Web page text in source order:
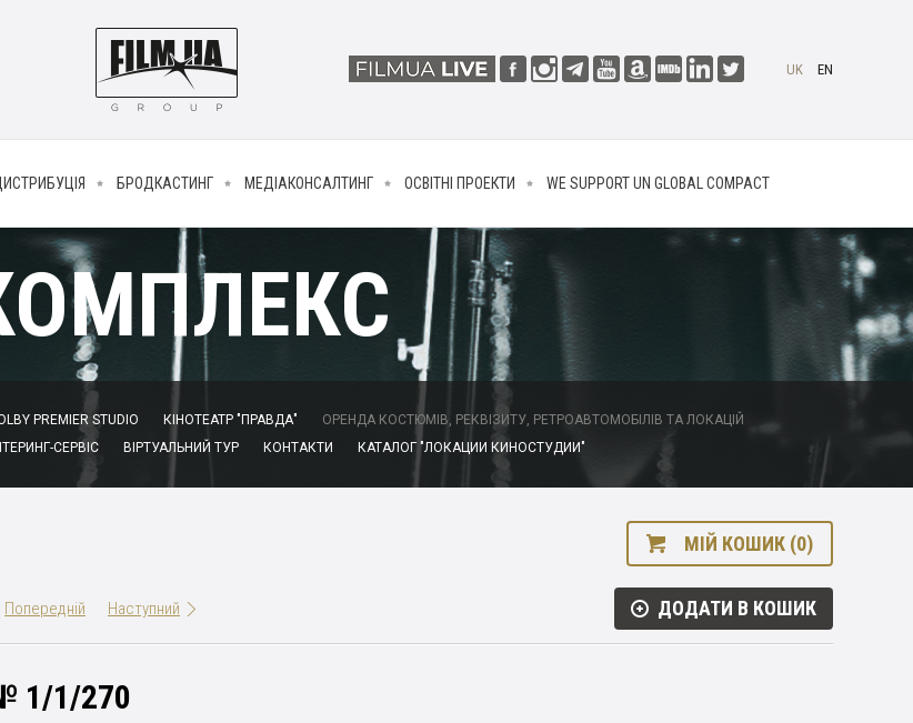
UK EN
БРОДКАСТИНГ МЕДІАКОНСАЛТИНГ ОСВІТНІ ПРОЕКТИ WE SUPPORT UN GLOBAL COMPACT
PREMIER STUDIO КІНОТЕАТР "ПРАВДА"
ОРЕНДА КОСТЮМІВ, РЕКВІЗИТУ, РЕТРОАВТОМОБІЛІВ ТА ЛОКАЦІЙ
СЕРВІС ВІРТУАЛЬНИЙ ТУР КОНТАКТИ КАТАЛОГ "ЛОКАЦИИ КИНОСТУДИИ"
МІЙ КОШИК (0)
Попередній Наступний ДОДАТИ В КОШИК
1/1/270